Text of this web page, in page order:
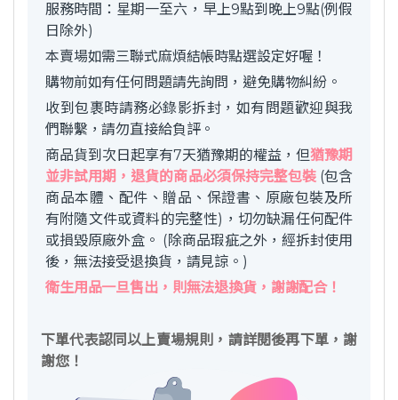
服務時間：星期一至六，早上9點到晚上9點(例假
日除外)
本賣場如需三聯式麻煩結帳時點選設定好喔！
購物前如有任何問題請先詢問，避免購物糾紛。
收到包裹時請務必錄影拆封，如有問題歡迎與我
們聯繫，請勿直接給負評。
商品貨到次日起享有7天猶豫期的權益，但猶豫期
並非試用期，退貨的商品必須保持完整包裝(包含
商品本體、配件、贈品、保證書、原廠包裝及所
有附隨文件或資料的完整性)，切勿缺漏任何配件
或損毀原廠外盒。 (除商品瑕疵之外，經拆封使用
後，無法接受退換貨，請見諒。)
衛生用品一旦售出，則無法退換貨，謝謝配合！
下單代表認同以上賣場規則，請詳閱後再下單，謝
謝您！